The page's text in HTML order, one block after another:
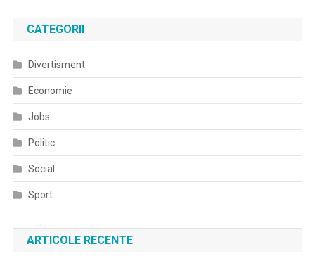
CATEGORII
Divertisment
Economie
Jobs
Politic
Social
Sport
ARTICOLE RECENTE